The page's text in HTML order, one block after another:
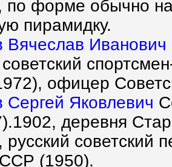
по форме обычно
пирамидку.
Иванович
офицер
Яковлевич
деревня
русский советский
(1950).